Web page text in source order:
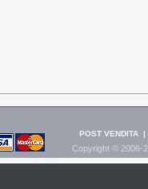
POST VENDITA |
Copyright © 2006-